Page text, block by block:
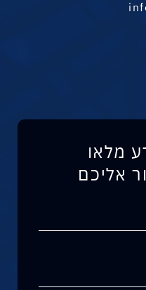
מלאו
אליכם